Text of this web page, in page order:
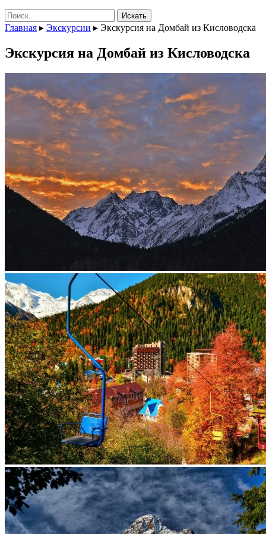
Поиск:
Главная ▸ Экскурсии ▸ Экскурсия на Домбай из Кисловодска
Экскурсия на Домбай из Кисловодска